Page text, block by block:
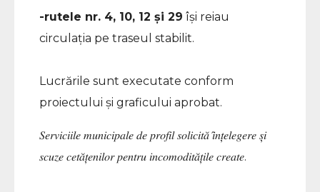
-rutele nr. 4, 10, 12 și 29 își reiau
circulația pe traseul stabilit.
Lucrările sunt executate conform
proiectului și graficului aprobat.
𝑆𝑒𝑟𝑣𝑖𝑐𝑖𝑖𝑙𝑒 𝑚𝑢𝑛𝑖𝑐𝑖𝑝𝑎𝑙𝑒 𝑑𝑒 𝑝𝑟𝑜𝑓𝑖𝑙 𝑠𝑜𝑙𝑖𝑐𝑖𝑡𝑎̆ 𝑖̂𝑛𝑡̦𝑒𝑙𝑒𝑔𝑒𝑟𝑒 𝑠̦𝑖
𝑠𝑐𝑢𝑧𝑒 𝑐𝑒𝑡𝑎̆𝑡̦𝑒𝑛𝑖𝑙𝑜𝑟 𝑝𝑒𝑛𝑡𝑟𝑢 𝑖𝑛𝑐𝑜𝑚𝑜𝑑𝑖𝑡𝑎̆𝑡̦𝑖𝑙𝑒 𝑐𝑟𝑒𝑎𝑡𝑒.